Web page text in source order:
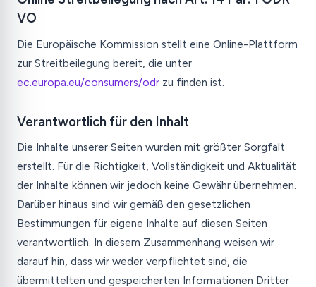
VO
Die Europäische Kommission stellt eine Online-Plattform
zur Streitbeilegung bereit, die unter
ec.europa.eu/consumers/odr zu finden ist.
Verantwortlich für den Inhalt
Die Inhalte unserer Seiten wurden mit größter Sorgfalt
erstellt. Für die Richtigkeit, Vollständigkeit und Aktualität
der Inhalte können wir jedoch keine Gewähr übernehmen.
Darüber hinaus sind wir gemäß den gesetzlichen
Bestimmungen für eigene Inhalte auf diesen Seiten
verantwortlich. In diesem Zusammenhang weisen wir
darauf hin, dass wir weder verpflichtet sind, die
übermittelten und gespeicherten Informationen Dritter